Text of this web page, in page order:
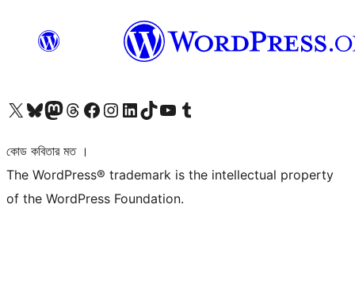
আমাদের X (আগের টুইটার) অ্যাকাউন্টে যানআমাদের Bluesky অ্যাকাউন্টটি দেখুনআমাদের মাস্টোডন অ্যাকাউন্টটি দেখুনআমাদের থ্রেডস অ্যাকাউন্টটি দেখুনআমাদের ফেসবুক পেজ দেখুনআমাদের ইন্সটাগ্রাম অ্যাকাউন্ট দেখুনআমাদের লিঙ্কডইন অ্যাকাউন্টে যানআমাদের TikTok অ্যাকাউন্টটি দেখুনআমাদের ইউটিউব চ্যানেলে যান আমাদের টাম্বলার অ্যাকাউন্ট দেখুন
কোড কবিতার মত ।
The WordPress® trademark is the intellectual property
of the WordPress Foundation.